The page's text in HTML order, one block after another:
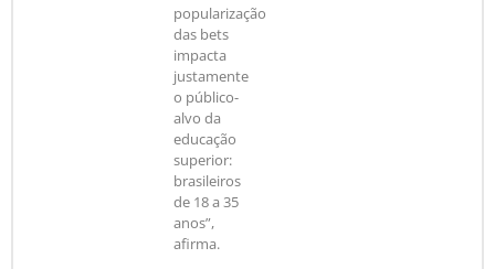
popularização
das bets
impacta
justamente
o público-
alvo da
educação
superior:
brasileiros
de 18 a 35
anos”,
afirma.